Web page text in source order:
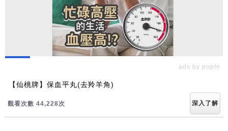
ads by popIn
【仙桃牌】保血平丸(去羚羊角)
觀看次數 44,228次 深入了解